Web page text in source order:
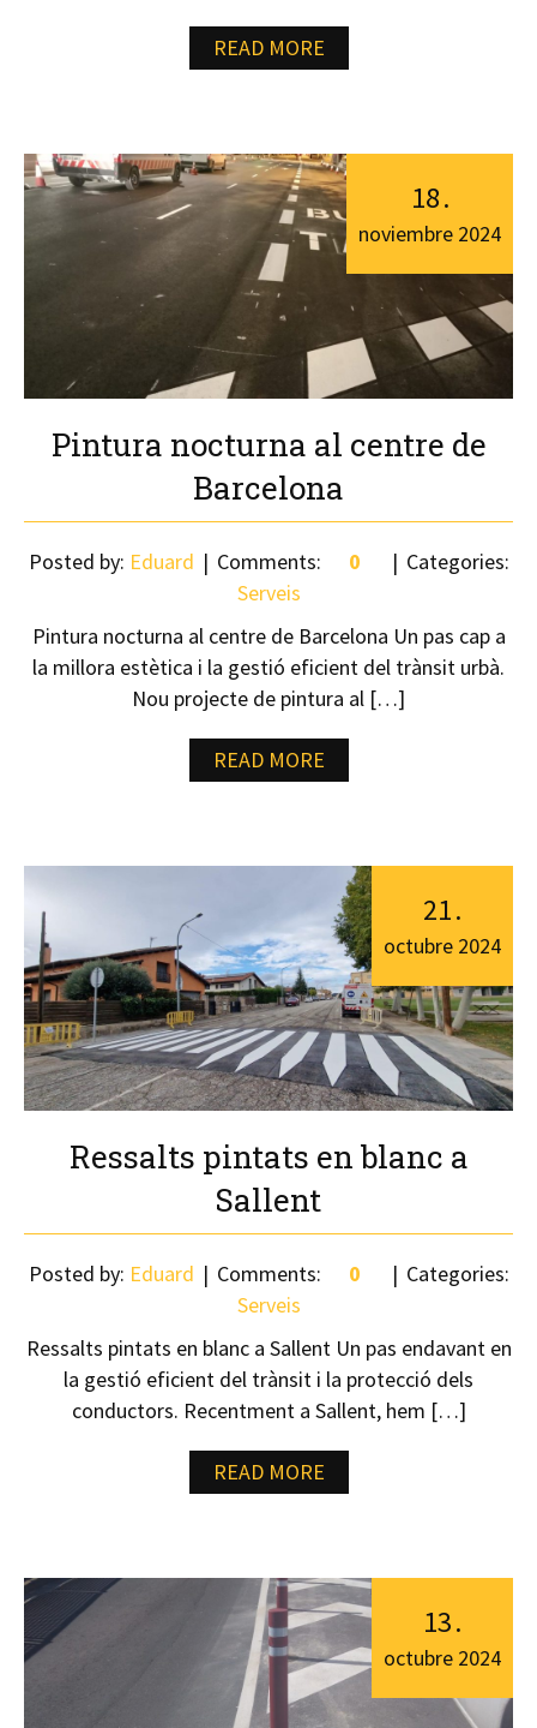
READ MORE
Pintura nocturna al centre de
Barcelona
18.
noviembre 2024
Posted by: Eduard Comments: 0
Categories:
Serveis
Pintura nocturna al centre de Barcelona Un pas cap a
la millora estètica i la gestió eficient del trànsit urbà.
Nou projecte de pintura al […]
READ MORE
Ressalts pintats en blanc a
Sallent
21.
octubre 2024
Posted by: Eduard Comments: 0
Categories:
Serveis
Ressalts pintats en blanc a Sallent Un pas endavant en
la gestió eficient del trànsit i la protecció dels
conductors. Recentment a Sallent, hem […]
READ MORE
13.
octubre 2024